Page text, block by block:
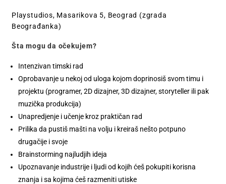
Playstudios, Masarikova 5, Beograd (zgrada
Beograđanka)
Šta mogu da očekujem?
Intenzivan timski rad
Oprobavanje u nekoj od uloga kojom doprinosiš svom timu i
projektu (programer, 2D dizajner, 3D dizajner, storyteller ili pak
muzička produkcija)
Unapredjenje i učenje kroz praktičan rad
Prilika da pustiš mašti na volju i kreiraš nešto potpuno
drugačije i svoje
Brainstorming najludjih ideja
Upoznavanje industrije i ljudi od kojih ćeš pokupiti korisna
znanja i sa kojima ćeš razmeniti utiske